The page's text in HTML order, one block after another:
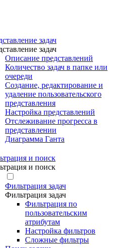
задач
задач
Описание представлений
Количество задач в папке или
очереди
Создание, редактирование и
удаление пользовательского
представления
Настройка представлений
Отслеживание прогресса в
представлении
Диаграмма Ганта
и поиск
и поиск
Фильтрация задач
Фильтрация задач
Фильтрация по
пользовательским
атрибутам
Настройка фильтров
Сложные фильтры